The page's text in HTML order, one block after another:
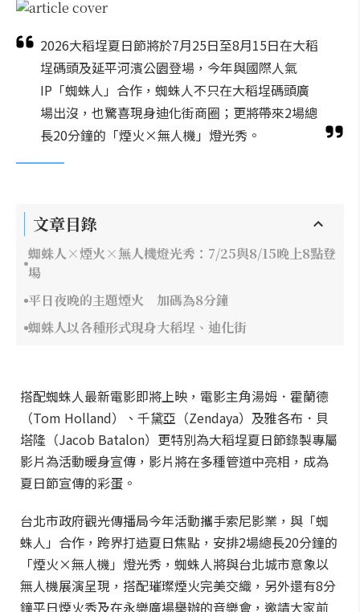
2026大稻埕夏日節將於7月25日至8月15日在大稻
埕碼頭及延平河濱公園登場，今年與國際人氣
IP「蜘蛛人」合作，蜘蛛人不只在大稻埕碼頭廣
場出沒，也驚喜現身迪化街商圈；更將帶來2場總
長20分鐘的「煙火×無人機」燈光秀。
文章目錄
蜘蛛人×煙火×無人機燈光秀：7/25與8/15晚上8點登
場
平日夜晚的主題煙火 加碼為8分鐘
蜘蛛人以各種形式現身大稻埕、迪化街
搭配蜘蛛人最新電影即將上映，電影主角湯姆．霍蘭德
（Tom Holland）、千黛亞（Zendaya）及雅各布．貝
塔隆（Jacob Batalon）更特別為大稻埕夏日節錄製專屬
影片為活動暖身宣傳，影片將在多種管道中亮相，成為
夏日節宣傳的彩蛋。
台北市政府觀光傳播局今年活動攜手索尼影業，與「蜘
蛛人」合作，跨界打造夏日焦點，安排2場總長20分鐘的
「煙火×無人機」燈光秀，蜘蛛人將與台北城市意象以
無人機展演呈現，搭配璀璨煙火完美交織，另外還有8分
鐘平日煙火秀及在永樂廣場舉辦的音樂會，邀請大家前